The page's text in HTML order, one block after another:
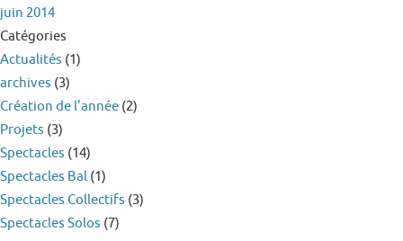
juin 2014
Catégories
Actualités (1)
archives (3)
Création de l'année (2)
Projets (3)
Spectacles (14)
Spectacles Bal (1)
Spectacles Collectifs (3)
Spectacles Solos (7)